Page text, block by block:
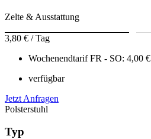
Zelte & Ausstattung
❮
3,80 € / Tag
Wochenendtarif FR - SO: 4,00 €
verfügbar
Jetzt Anfragen
Polsterstuhl
Typ